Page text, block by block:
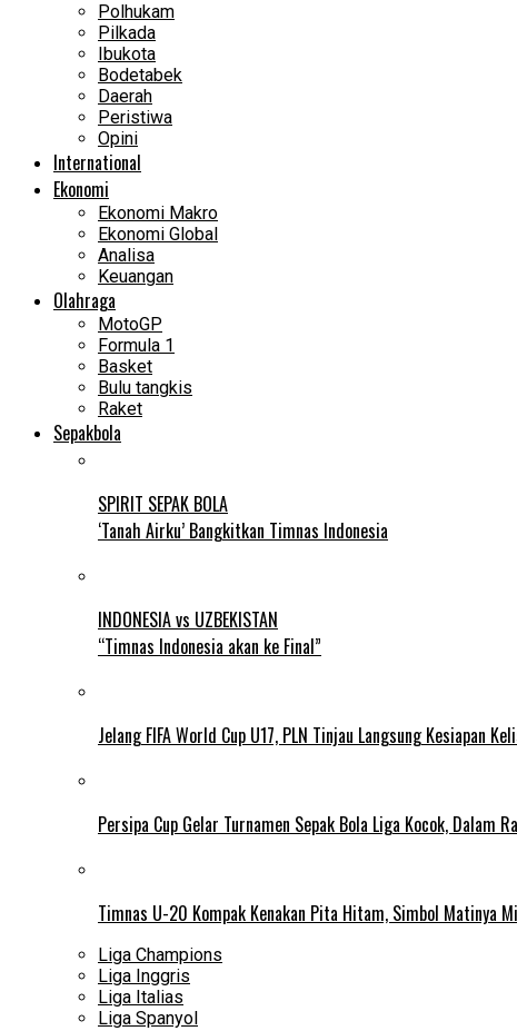
Polhukam
Pilkada
Ibukota
Bodetabek
Daerah
Peristiwa
Opini
International
Ekonomi
Ekonomi Makro
Ekonomi Global
Analisa
Keuangan
Olahraga
MotoGP
Formula 1
Basket
Bulu tangkis
Raket
Sepakbola
SPIRIT SEPAK BOLA
‘Tanah Airku’ Bangkitkan Timnas Indonesia
INDONESIA vs UZBEKISTAN
“Timnas Indonesia akan ke Final”
Jelang FIFA World Cup U17, PLN Tinjau Langsung Kesiapan
Persipa Cup Gelar Turnamen Sepak Bola Liga Kocok, Dalam
Timnas U-20 Kompak Kenakan Pita Hitam, Simbol Matinya
Liga Champions
Liga Inggris
Liga Italias
Liga Spanyol